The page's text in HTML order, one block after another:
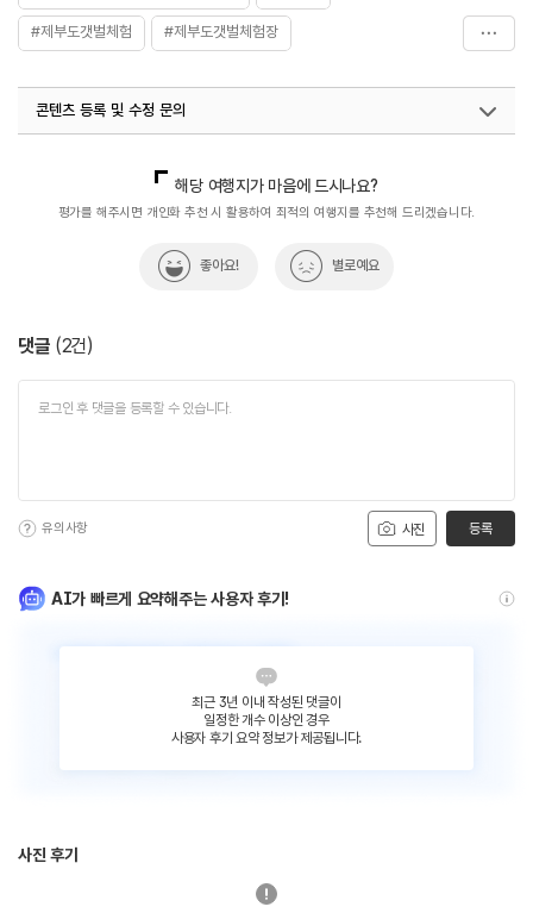
※ 자세한 사항은 홈페이지 참조 및 전화 문의 요망
#제부도갯벌체험 #제부도갯벌체험장
#제부도쏙잡이체험 #제부리어촌체험휴양마을
콘텐츠 등록 및 수정 문의
해당 여행지가 마음에 드시나요?
평가를 해주시면 개인화 추천 시 활용하여 최적의 여행지를 추천해 드리겠습니다.
좋아요! 별로예요
댓글 (2건)
사진
유의사항 등록
AI가 빠르게 요약해주는 사용자 후기!
최근 3년 이내 작성된 댓글이
일정한 개수 이상인 경우
사용자 후기 요약 정보가 제공됩니다.
사진 후기